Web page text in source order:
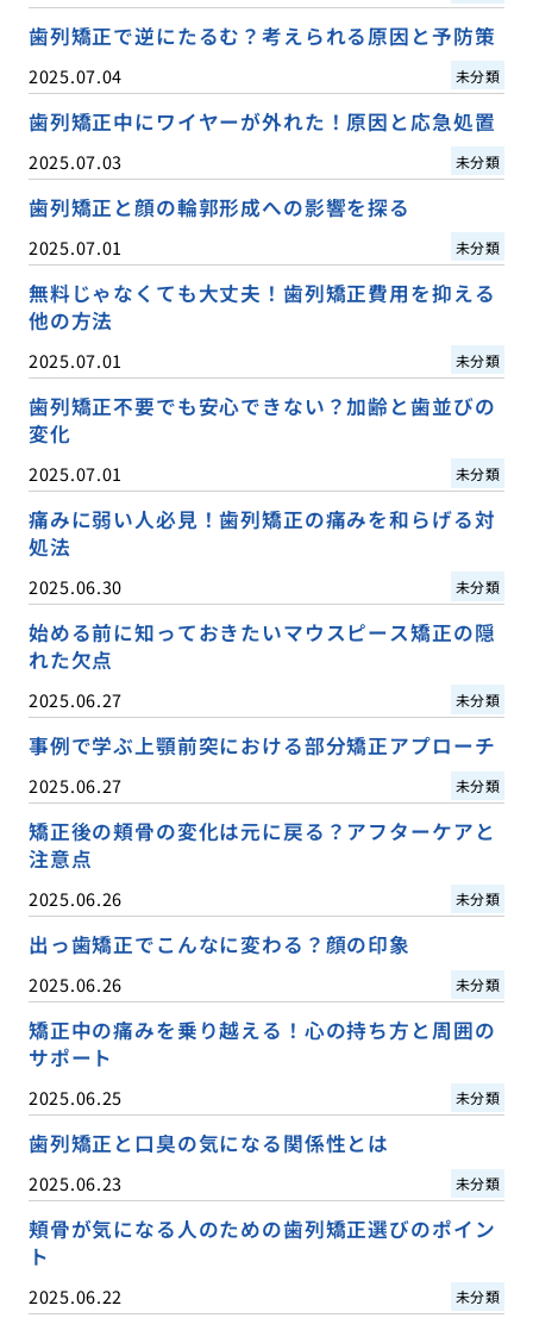
歯列矯正で逆にたるむ？考えられる原因と予防策
2025.07.04 未分類
歯列矯正中にワイヤーが外れた！原因と応急処置
2025.07.03 未分類
歯列矯正と顔の輪郭形成への影響を探る
2025.07.01 未分類
無料じゃなくても大丈夫！歯列矯正費用を抑える
他の方法
2025.07.01 未分類
歯列矯正不要でも安心できない？加齢と歯並びの
変化
2025.07.01 未分類
痛みに弱い人必見！歯列矯正の痛みを和らげる対
処法
2025.06.30 未分類
始める前に知っておきたいマウスピース矯正の隠
れた欠点
2025.06.27 未分類
事例で学ぶ上顎前突における部分矯正アプローチ
2025.06.27 未分類
矯正後の頬骨の変化は元に戻る？アフターケアと
注意点
2025.06.26 未分類
出っ歯矯正でこんなに変わる？顔の印象
2025.06.26 未分類
矯正中の痛みを乗り越える！心の持ち方と周囲の
サポート
2025.06.25 未分類
歯列矯正と口臭の気になる関係性とは
2025.06.23 未分類
頬骨が気になる人のための歯列矯正選びのポイン
ト
2025.06.22 未分類